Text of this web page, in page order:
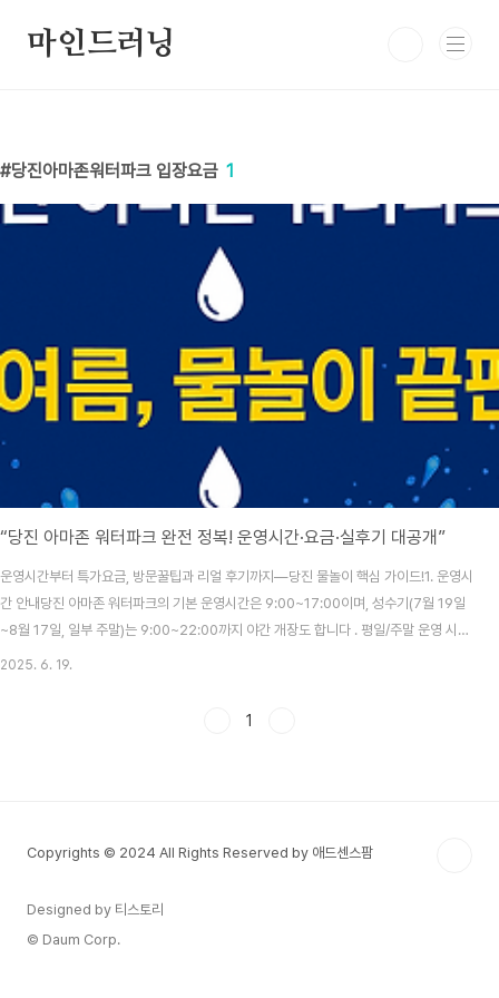
마인드러닝
당진아마존워터파크 입장요금 1
“당진 아마존 워터파크 완전 정복! 운영시간·요금·실후기 대공개”
운영시간부터 특가요금, 방문꿀팁과 리얼 후기까지—당진 물놀이 핵심 가이드!1. 운영시
간 안내당진 아마존 워터파크의 기본 운영시간은 9:00~17:00이며, 성수기(7월 19일
~8월 17일, 일부 주말)는 9:00~22:00까지 야간 개장도 합니다 . 평일/주말 운영 시간
이 다르니, 출발 전 반드시 공식 홈페이지에서 확인하세요. 2. 이용요금 & 특가 정보기본
2025. 6. 19.
1
Copyrights © 2024 All Rights Reserved by 애드센스팜
Designed by 티스토리
© Daum Corp.